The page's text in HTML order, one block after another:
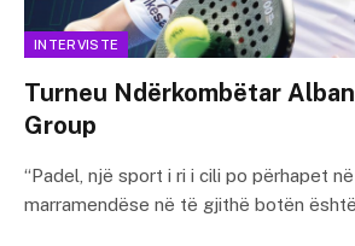
INTERVISTE
Turneu Ndërkombëtar
Group
“Padel, një sport i ri i cili po përhapet
marramendëse në të gjithë botën